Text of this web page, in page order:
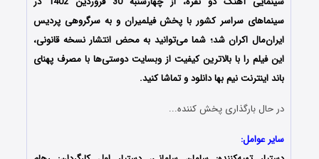
سینماهای سراسر کشور با پخش فیلمیران و به سرگروهی پردیس
ایران‌مال اکران شد؛ شما می‌توانید به محض انتشار نسخه قانونی،
این فیلم را با بالاترین کیفیت از وبسایت دوستی‌ها با مصرف پهنای
باند اینترنت نیم بها دانلود و تماشا کنید.
در حال بارگذاری پخش کننده...
سایر عوامل: